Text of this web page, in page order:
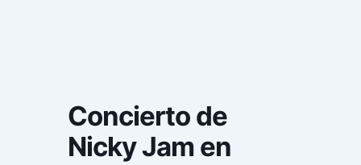
Concierto de
Nicky Jam en